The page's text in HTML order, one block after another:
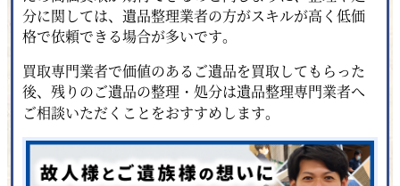
分に関しては、遺品整理業者の方がスキルが高く低価
格で依頼できる場合が多いです。
買取専門業者で価値のあるご遺品を買取してもらった
後、残りのご遺品の整理・処分は遺品整理専門業者へ
ご相談いただくことをおすすめします。